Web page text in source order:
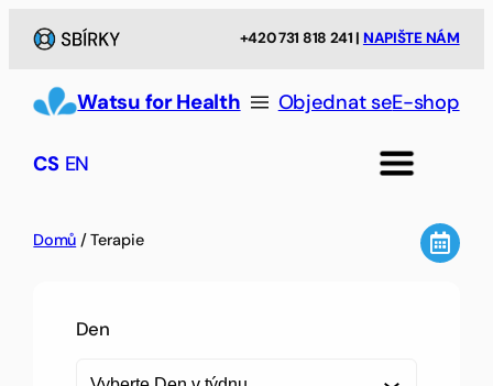
+420 731 818 241 | NAPIŠTE NÁM
Watsu for Health Objednat seE-shop
CS EN
Domů / Terapie
Den